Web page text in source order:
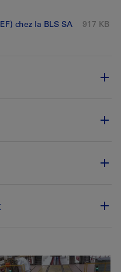
917 KB
chez la BLS SA